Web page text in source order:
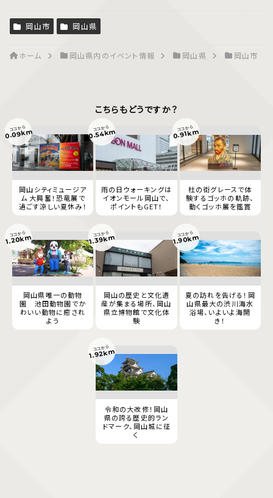
岡山市 岡山県
ホーム 岡山県内のイベント情報 岡山県 岡山市
こちらもどうですか？
岡山シティミュージア
ム 大興奮！恐竜展で
過ごす涼しい夏休み！
ココから
0.09km
雨の日ウォーキングは
イオンモール岡山で、
ポイントもGET！
ココから
0.54km
杜の街グレースで体
験するゴッホの軌跡、
動くゴッホ展を鑑賞
ココから
0.91km
岡山県唯一の動物
園 池田動物園でか
わいい動物に癒され
よう
ココから
1.20km
岡山の歴史と文化遺
産が集まる場所、岡山
県立博物館で文化体
験
ココから
1.39km
夏の訪れを告げる！岡
山県最大の渋川海水
浴場、いよいよ海開
き！
ココから
1.90km
令和の大改修！岡山
県の誇る歴史的ラン
ドマーク、岡山城に征
く
ココから
1.92km